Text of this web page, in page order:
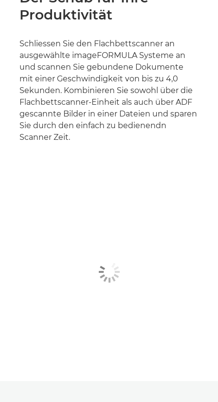
Produktivität
Schliessen Sie den Flachbettscanner an
ausgewählte imageFORMULA Systeme an
und scannen Sie gebundene Dokumente
mit einer Geschwindigkeit von bis zu 4,0
Sekunden. Kombinieren Sie sowohl über die
Flachbettscanner-Einheit als auch über ADF
gescannte Bilder in einer Dateien und sparen
Sie durch den einfach zu bedienendn
Scanner Zeit.